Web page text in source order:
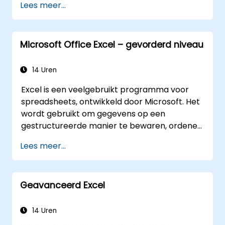
basisautomatiseringsoplossingen te
debuggen.
Lees meer...
Microsoft Office Excel – gevorderd niveau
14 Uren
Excel is een veelgebruikt programma voor
spreadsheets, ontwikkeld door Microsoft. Het
wordt gebruikt om gegevens op een
gestructureerde manier te bewaren, ordenen
belangrijke kenmerken van Excel: 1.
Spreadsheets: Het bestaat uit verschillende
werkbladen; elk werkblad is een raster van
cellen gerangschikt in rijen en kolommen. U
bestand aanmaken, waardoor u diverse
Lees meer...
Geavanceerd Excel
14 Uren